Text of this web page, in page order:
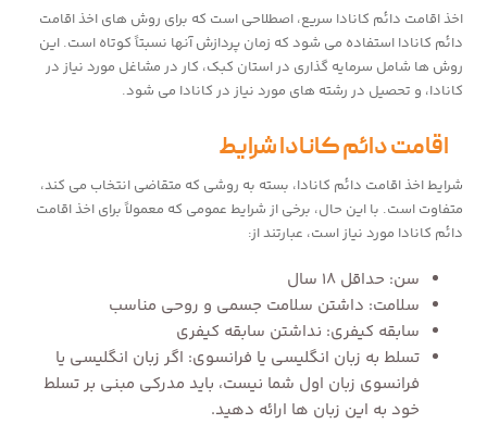
اخذ اقامت دائم کانادا سریع، اصطلاحی است که برای روش های اخذ اقامت
دائم کانادا استفاده می شود که زمان پردازش آنها نسبتاً کوتاه است. این
روش ها شامل سرمایه گذاری در استان کبک، کار در مشاغل مورد نیاز در
کانادا، و تحصیل در رشته های مورد نیاز در کانادا می شود.
اقامت دائم کانادا شرایط
شرایط اخذ اقامت دائم کانادا، بسته به روشی که متقاضی انتخاب می کند،
متفاوت است. با این حال، برخی از شرایط عمومی که معمولاً برای اخذ اقامت
دائم کانادا مورد نیاز است، عبارتند از:
سن: حداقل ۱۸ سال
سلامت: داشتن سلامت جسمی و روحی مناسب
سابقه کیفری: نداشتن سابقه کیفری
تسلط به زبان انگلیسی یا فرانسوی: اگر زبان انگلیسی یا
فرانسوی زبان اول شما نیست، باید مدرکی مبنی بر تسلط
خود به این زبان ها ارائه دهید.